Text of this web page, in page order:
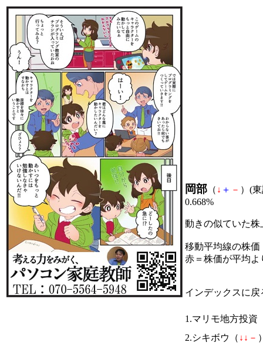
岡部 （ ↓ ＋ － ）(
0.668%
動きの似ていた
移動平均線の株価
赤＝株価が平均
インデックスに戻
1.マリモ地方投資
2.シキボウ（ ↓ ↓ －